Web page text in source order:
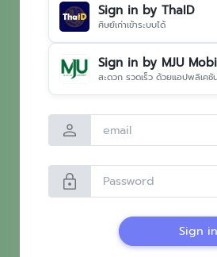
Sign in by ThaID
ศิษย์เก่าเข้าระบบได้
Sign in by MJU
สะดวก รวดเร็ว ด้วยแอปพลิเคชั
person
lock
Sign in